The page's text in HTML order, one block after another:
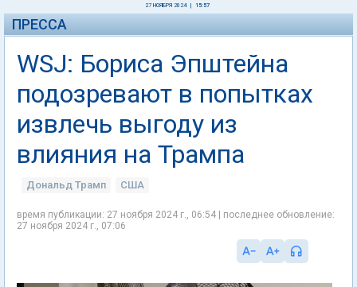
27 НОЯБРЯ 2024 15:57
ПРЕССА
WSJ: Бориса Эпштейна
подозревают в попытках
извлечь выгоду из
влияния на Трампа
Дональд Трамп США
время публикации: 27 ноября 2024 г., 06:54 | последнее обновление:
27 ноября 2024 г., 07:06